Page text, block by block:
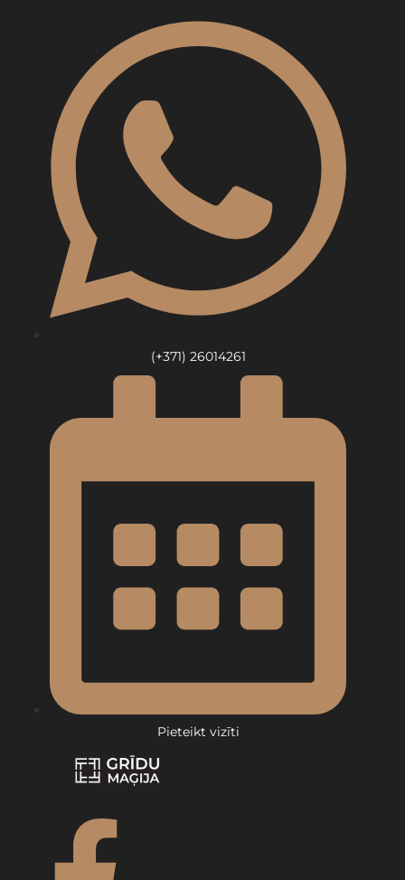
(+371) 26014261
Pieteikt vizīti